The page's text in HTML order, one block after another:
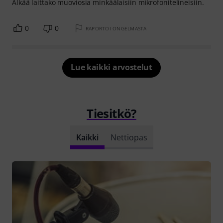
Älkää laittako muoviosia minkäälaisiin mikrofonitelineisiin.
0 0 RAPORTOI ONGELMASTA
Lue kaikki arvostelut
Tiesitkö?
Kaikki Nettiopas